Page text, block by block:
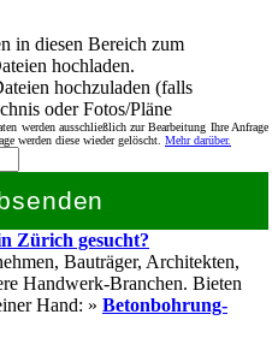
in diesen Bereich zum
hochladen.
hochzuladen (falls
oder Fotos/Pläne
werden ausschließlich zur Bearbeitung Ihre Anfrage
werden diese wieder gelöscht. Mehr darüber.
Zürich gesucht?
Bauträger, Architekten,
Handwerk-Branchen. Bieten
Hand: » Betonbohrung-